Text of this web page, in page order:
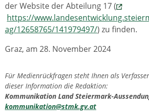
der Website der Abteilung 17 (
https://
ag/12658765/141979497/) zu finden.
Graz, am 28. November 2024
Für Medienrückfragen steht Ihnen als
dieser Information die Redaktion:
Kommunikation Land Steiermark-
kommunikation@stmk.gv.at